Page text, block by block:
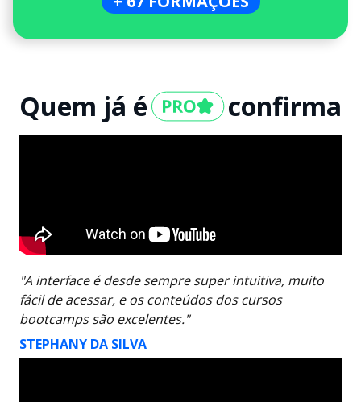
Quem já é confirma
"A interface é desde sempre super intuitiva, muito
fácil de acessar, e os conteúdos dos cursos
bootcamps são excelentes."
STEPHANY DA SILVA